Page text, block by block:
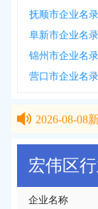
抚顺市企业名录
阜新市企业名录
锦州市企业名录
营口市企业名录
宏伟区
企业名称